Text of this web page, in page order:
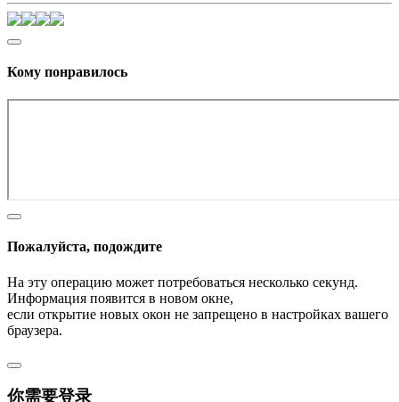
Кому понравилось
Пожалуйста, подождите
На эту операцию может потребоваться несколько секунд.
Информация появится в новом окне,
если открытие новых окон не запрещено в настройках вашего
браузера.
你需要登录